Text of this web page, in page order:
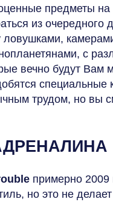
предметы
из очередного
с
вечно будут Вам
специальные
трудом, но вы
примерно 2009
но это не